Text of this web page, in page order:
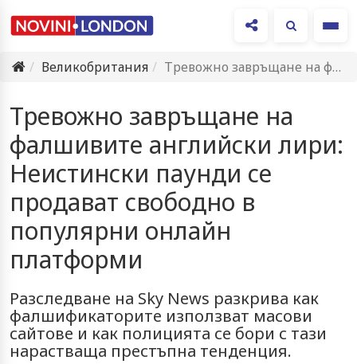
Великобритания
Тревожно завръщане на фалшивите английски лири: Неистински паунди се продават…
Тревожно завръщане на
фалшивите английски лири:
Неистински паунди се
продават свободно в
популярни онлайн
платформи
Разследване на Sky News разкрива как
фалшификаторите използват масови
сайтове и как полицията се бори с тази
нарастваща престъпна тенденция.